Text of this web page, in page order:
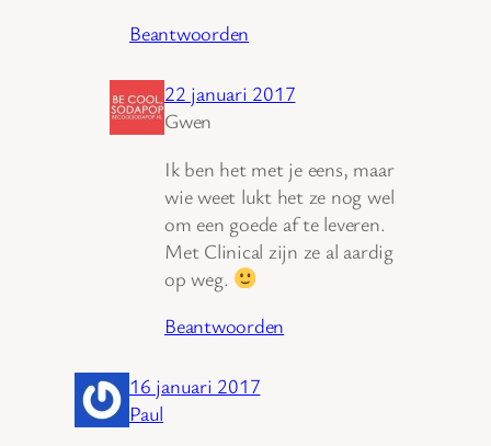
Beantwoorden
22 januari 2017
Gwen
Ik ben het met je eens, maar
wie weet lukt het ze nog wel
om een goede af te leveren.
Met Clinical zijn ze al aardig
op weg.
Beantwoorden
16 januari 2017
Paul